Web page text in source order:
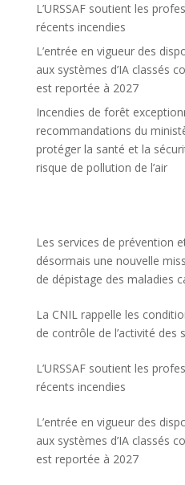
L’URSSAF soutient les
récents incendies
L’entrée en vigueur des
aux systèmes d’IA classés
est reportée à 2027
Incendies de forêt
recommandations du
protéger la santé et la
risque de pollution de l’air
Les services de prévention
désormais une nouvelle
de dépistage des maladies
La CNIL rappelle les
de contrôle de l’activité des
L’URSSAF soutient les
récents incendies
L’entrée en vigueur des
aux systèmes d’IA classés
est reportée à 2027